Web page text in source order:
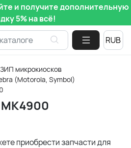
и получите дополнительную
5% на всё!
ЗИП микрокиосков
(Motorola, Symbol)
приобрести запчасти для